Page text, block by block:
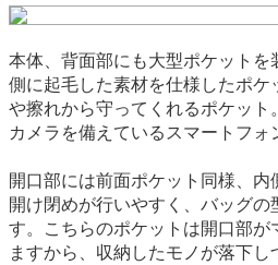
本体、背面部にも大型ポケットを
側に起毛した素材を仕様したポ
や擦れから守ってくれるポケッ
カメラを備えているスマートフォ
開口部には前面ポケット同様、内
開け閉めが行いやすく、バッグ
す。こちらのポケットは開口部
ますから、収納したモノが落下